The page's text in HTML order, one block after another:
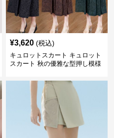
¥3,620 (税込)
キュロットスカート キュロット
スカート 秋の優雅な型押し模様